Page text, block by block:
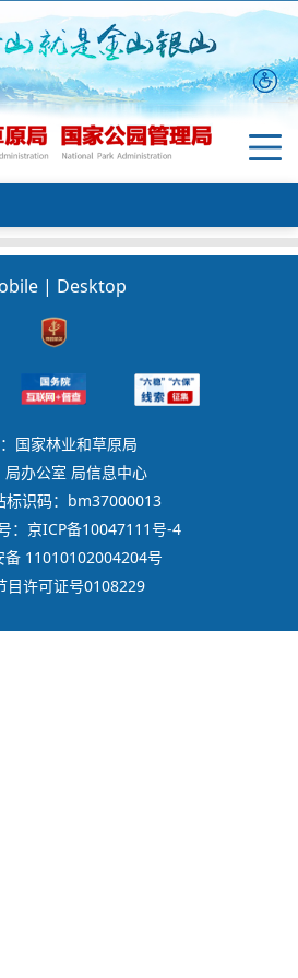
| Desktop
国家林业和草原局
局办公室 局信息中心
标识码：bm37000013
：京ICP备10047111号-4
备 11010102004204号
目许可证号0108229